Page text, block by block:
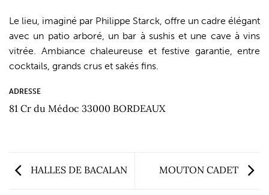
Le lieu, imaginé par Philippe Starck, offre un cadre élégant
avec un patio arboré, un bar à sushis et une cave à vins
vitrée. Ambiance chaleureuse et festive garantie, entre
cocktails, grands crus et sakés fins.
ADRESSE
81 Cr du Médoc 33000 BORDEAUX
HALLES DE BACALAN MOUTON CADET